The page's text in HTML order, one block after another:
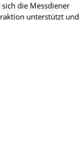
die Messdiener
unterstützt und